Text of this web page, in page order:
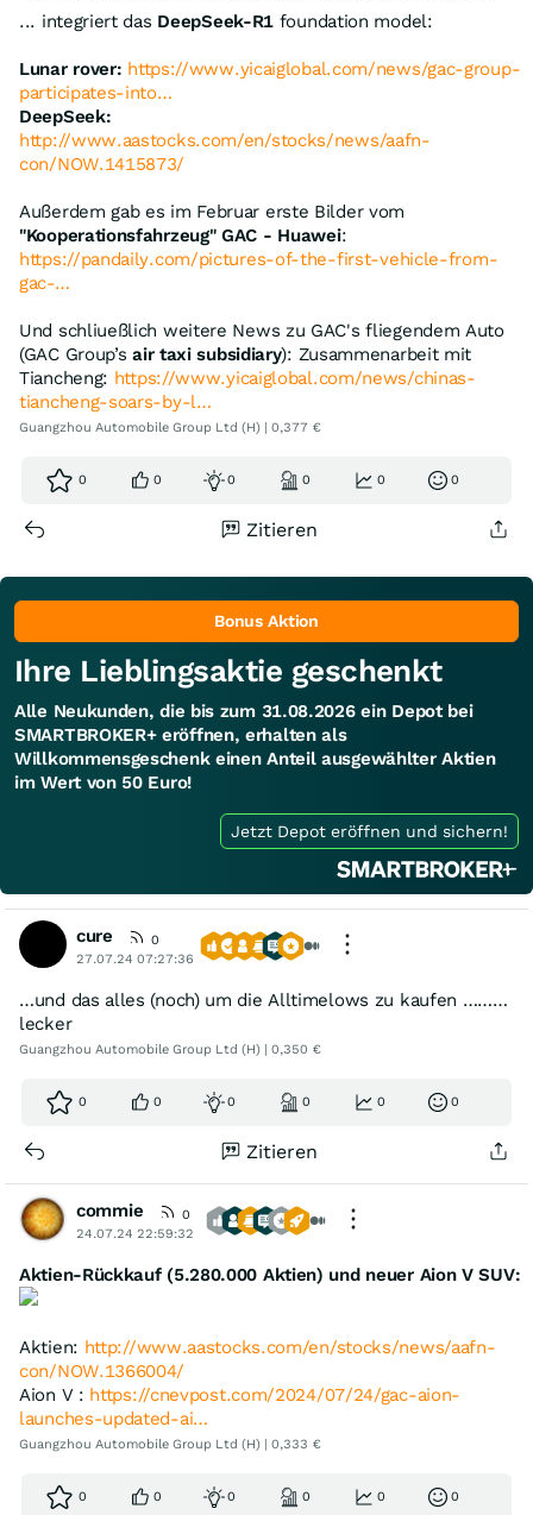
... integriert das DeepSeek-R1 foundation model:
Lunar rover: https://www.yicaiglobal.com/news/gac-group-
participates-into…
DeepSeek:
http://www.aastocks.com/en/stocks/news/aafn-
con/NOW.1415873/
Außerdem gab es im Februar erste Bilder vom
"Kooperationsfahrzeug" GAC - Huawei:
https://pandaily.com/pictures-of-the-first-vehicle-from-
gac-…
Und schliueßlich weitere News zu GAC's fliegendem Auto
(GAC Group’sair taxi subsidiary): Zusammenarbeit mit
Tiancheng: https://www.yicaiglobal.com/news/chinas-
tiancheng-soars-by-l…
Guangzhou Automobile Group Ltd (H) | 0,377 €
0 0 0 0 0 0
Zitieren
Bonus Aktion
Ihre Lieblingsaktie geschenkt
Alle Neukunden, die bis zum 31.08.2026 ein Depot bei
SMARTBROKER+ eröffnen, erhalten als
Willkommensgeschenk einen Anteil ausgewählter Aktien
im Wert von 50 Euro!
Jetzt Depot eröffnen und sichern!
cure
0
27.07.24 07:27:36
…und das alles (noch) um die Alltimelows zu kaufen ………
lecker
Guangzhou Automobile Group Ltd (H) | 0,350 €
0 0 0 0 0 0
Zitieren
commie
0
24.07.24 22:59:32
Aktien-Rückkauf (5.280.000 Aktien) und neuer Aion V SUV:
Aktien: http://www.aastocks.com/en/stocks/news/aafn-
con/NOW.1366004/
Aion V : https://cnevpost.com/2024/07/24/gac-aion-
launches-updated-ai…
Guangzhou Automobile Group Ltd (H) | 0,333 €
0 0 0 0 0 0